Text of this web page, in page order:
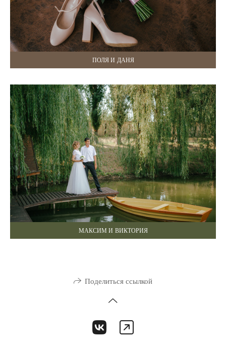
ПОЛЯ И ДАНЯ
МАКСИМ И ВИКТОРИЯ
Поделиться ссылкой